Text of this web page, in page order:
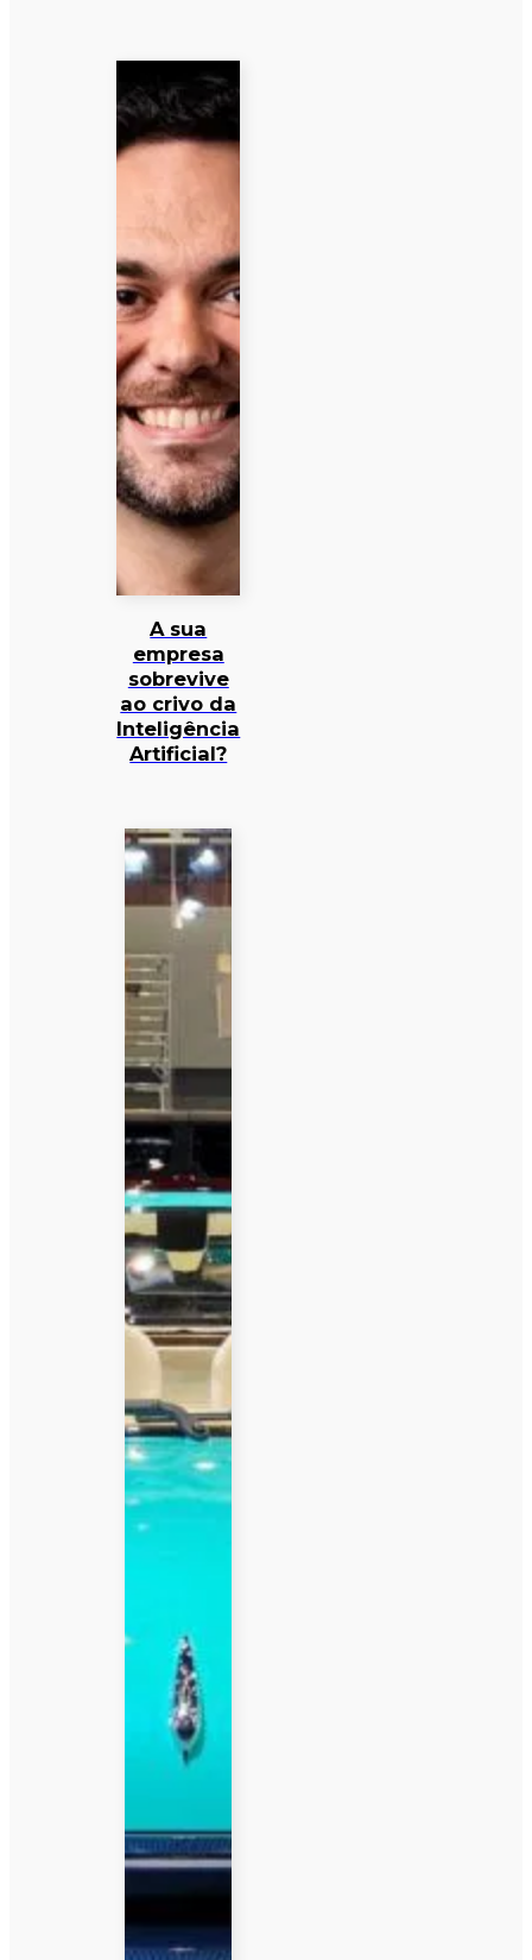
A sua
empresa
sobrevive
ao crivo da
Inteligência
Artificial?